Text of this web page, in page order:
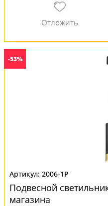
-53%
2006-1P
Подвесной
магазина